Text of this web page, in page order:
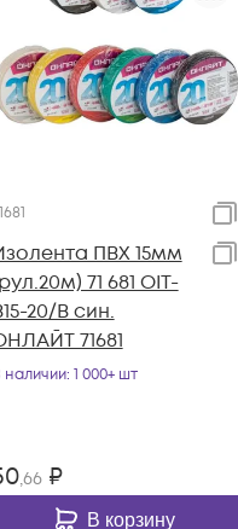
ПВХ 15мм
71 681 OIT-
20/B син.
71681
наличии: 1 000+ шт
,66₽
В корзину